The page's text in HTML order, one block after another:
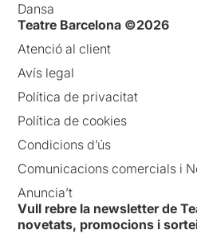
Dansa
Teatre Barcelona ©2026
Atenció al client
Avís legal
Política de privacitat
Política de cookies
Condicions d’ús
Comunicacions comercials i
Anuncia’t
Vull rebre la newsletter de
novetats, promocions i